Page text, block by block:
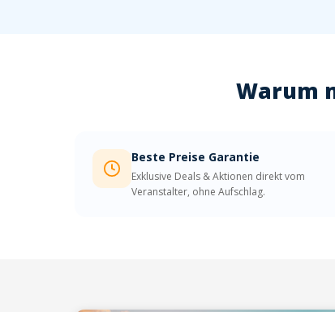
Warum
Beste Preise Garantie
Exklusive Deals & Aktionen direkt vom
Veranstalter, ohne Aufschlag.